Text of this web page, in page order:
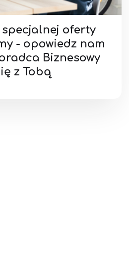
specjalnej oferty
- opowiedz nam
Biznesowy
z Tobą